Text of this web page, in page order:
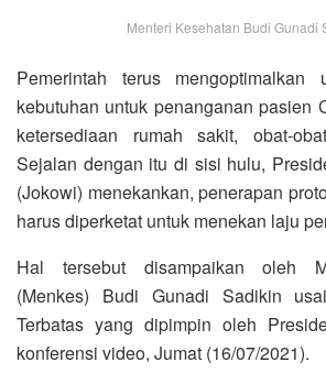
Menteri Kesehatan Budi Gunadi
Pemerintah terus mengoptimalkan
kebutuhan untuk penanganan pasien
ketersediaan rumah sakit, obat-
Sejalan dengan itu di sisi hulu,
(Jokowi) menekankan, penerapan
harus diperketat untuk menekan laju
Hal tersebut disampaikan oleh
(Menkes) Budi Gunadi Sadikin
Terbatas yang dipimpin oleh
konferensi video, Jumat (16/07/2021).